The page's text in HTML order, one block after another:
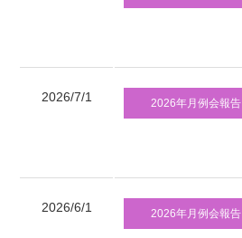
2026/7/1 2026年月例会報告
2026/6/1 2026年月例会報告